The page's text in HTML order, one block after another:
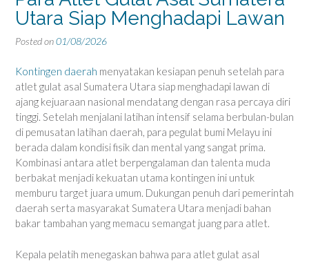
Utara Siap Menghadapi Lawan
Posted on01/08/2026
Kontingen daerah menyatakan kesiapan penuh setelah para
atlet gulat asal Sumatera Utara siap menghadapi lawan di
ajang kejuaraan nasional mendatang dengan rasa percaya diri
tinggi. Setelah menjalani latihan intensif selama berbulan-bulan
di pemusatan latihan daerah, para pegulat bumi Melayu ini
berada dalam kondisi fisik dan mental yang sangat prima.
Kombinasi antara atlet berpengalaman dan talenta muda
berbakat menjadi kekuatan utama kontingen ini untuk
memburu target juara umum. Dukungan penuh dari pemerintah
daerah serta masyarakat Sumatera Utara menjadi bahan
bakar tambahan yang memacu semangat juang para atlet.
Kepala pelatih menegaskan bahwa para atlet gulat asal